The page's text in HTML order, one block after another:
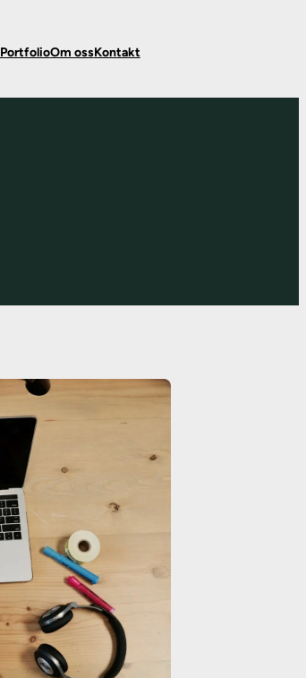
PortfolioOm ossKontakt